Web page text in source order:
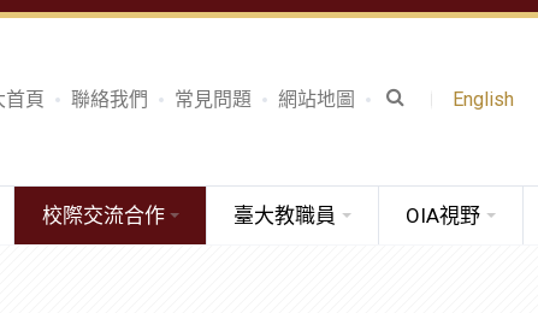
首頁 聯絡我們 常見問題 網站地圖 English
校際交流合作 臺大教職員 OIA視野